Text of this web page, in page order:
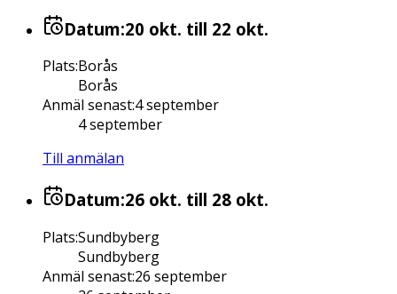
Datum:20 okt. till 22 okt.
Plats:Borås
Borås
Anmäl senast:4 september
4 september
Till anmälan
Datum:26 okt. till 28 okt.
Plats:Sundbyberg
Sundbyberg
Anmäl senast:26 september